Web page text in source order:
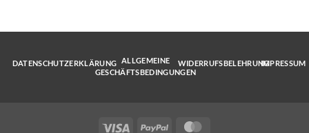
DATENSCHUTZERKLÄRUNG ALLGEMEINE
GESCHÄFTSBEDINGUNGEN
WIDERRUFSBELEHRUNGIMPRESSUM
Visa PayPal